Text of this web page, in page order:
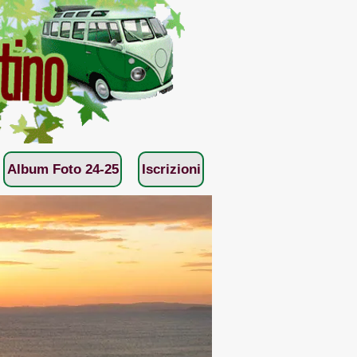
Album Foto 24-25 Iscrizioni